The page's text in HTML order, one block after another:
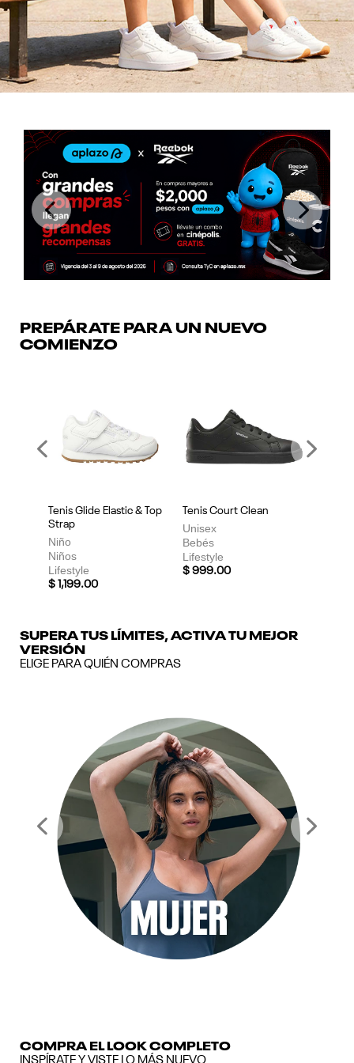
Previous Next
PREPÁRATE PARA UN NUEVO
COMIENZO
Tenis Glide Elastic & Top
Strap
Niño
Niños
Lifestyle
$ 1,199.00
Tenis Court Clean
Unisex
Bebés
Lifestyle
$ 999.00
Previous
SUPERA TUS LÍMITES, ACTIVA TU MEJOR
VERSIÓN
ELIGE PARA QUIÉN COMPRAS
Previous
COMPRA EL LOOK COMPLETO
INSPÍRATE Y VISTE LO MÁS NUEVO